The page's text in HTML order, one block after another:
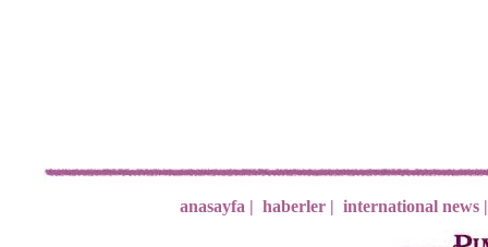
anasayfa | haberler | international news |